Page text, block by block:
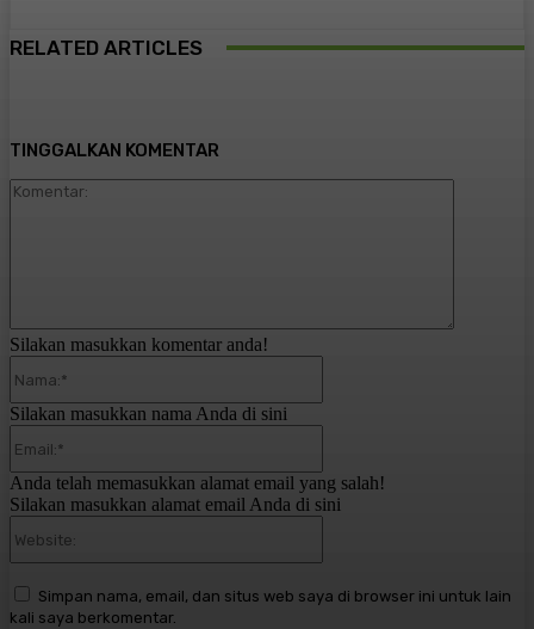
RELATED ARTICLES
TINGGALKAN KOMENTAR
Silakan masukkan komentar anda!
Silakan masukkan nama Anda di sini
Anda telah memasukkan alamat email yang salah!
Silakan masukkan alamat email Anda di sini
Simpan nama, email, dan situs web saya di browser ini untuk lain
kali saya berkomentar.